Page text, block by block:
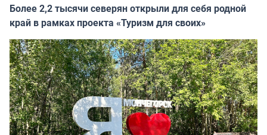
Более 2,2 тысячи северян открыли для себя родной
край в рамках проекта «Туризм для своих»